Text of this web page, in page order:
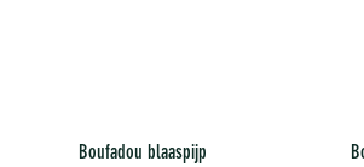
Boufadou blaaspijp